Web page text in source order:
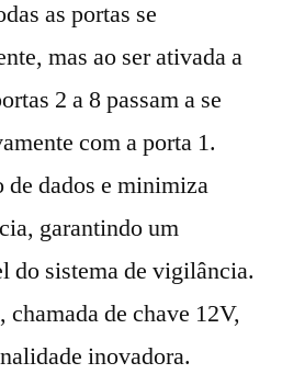
as portas se
mas ao ser ativada a
2 a 8 passam a se
com a porta 1.
de dados e minimiza
garantindo um
do sistema de vigilância.
chamada de chave 12V,
inovadora.